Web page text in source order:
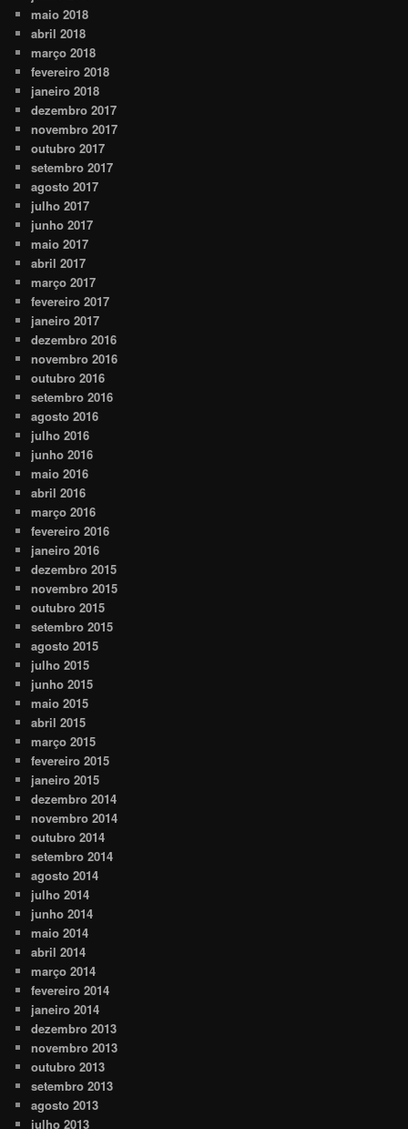
maio 2018
abril 2018
março 2018
fevereiro 2018
janeiro 2018
dezembro 2017
novembro 2017
outubro 2017
setembro 2017
agosto 2017
julho 2017
junho 2017
maio 2017
abril 2017
março 2017
fevereiro 2017
janeiro 2017
dezembro 2016
novembro 2016
outubro 2016
setembro 2016
agosto 2016
julho 2016
junho 2016
maio 2016
abril 2016
março 2016
fevereiro 2016
janeiro 2016
dezembro 2015
novembro 2015
outubro 2015
setembro 2015
agosto 2015
julho 2015
junho 2015
maio 2015
abril 2015
março 2015
fevereiro 2015
janeiro 2015
dezembro 2014
novembro 2014
outubro 2014
setembro 2014
agosto 2014
julho 2014
junho 2014
maio 2014
abril 2014
março 2014
fevereiro 2014
janeiro 2014
dezembro 2013
novembro 2013
outubro 2013
setembro 2013
agosto 2013
julho 2013